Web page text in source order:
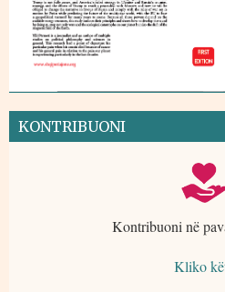
KONTRIBUONI
Kontribuoni në
Kliko